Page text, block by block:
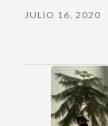
JULIO 16, 2020